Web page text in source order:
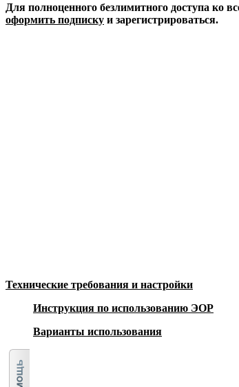
Для полноценного безлимитного доступа ко
оформить подписку и зарегистрироваться.
Технические требования и настройки
Инструкция по использованию ЭОР
Варианты использования